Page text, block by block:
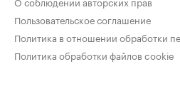
Пользовательское соглашение
Политика в отношении обработки
Политика обработки файлов cookie